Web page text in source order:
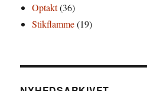
Optakt(36)
Stikflamme(19)